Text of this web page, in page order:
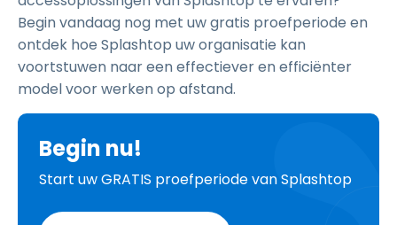
Begin vandaag nog met uw gratis proefperiode en
ontdek hoe Splashtop uw organisatie kan
voortstuwen naar een effectiever en efficiënter
model voor werken op afstand.
Begin nu!
Start uw GRATIS proefperiode van Splashtop